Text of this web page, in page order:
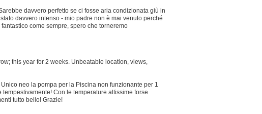
davvero perfetto se ci fosse aria condizionata giù in
davvero intenso - mio padre non è mai venuto perché
come sempre, spero che torneremo
this year for 2 weeks. Unbeatable location, views,
neo la pompa per la Piscina non funzionante per 1
Con le temperature altissime forse
tutto bello! Grazie!